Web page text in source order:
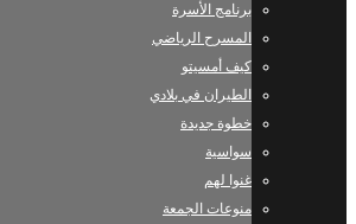
برنامج الأسرة
المسرح الرياضي
كيف أمسيتو
الطيران في بلادي
خطوة جديدة
سواسية
غنوا لهم
منوعات الجمعة